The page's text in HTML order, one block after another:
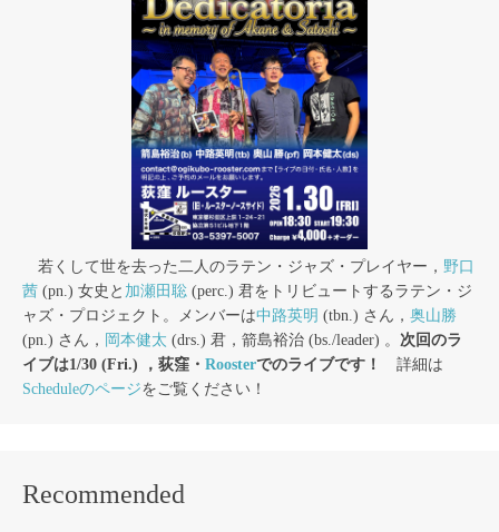
若くして世を去った二人のラテン・ジャズ・プレイヤー， 野口
茜 (pn.) 女史と 加瀬田聡 (perc.) 君をトリビュートするラテン・ジ
ャズ・プロジェクト。メンバーは中路英明 (tbn.) さん， 奥山勝
(pn.) さん， 岡本健太 (drs.) 君，箭島裕治 (bs./leader) 。 次回のラ
イブは1/30 (Fri.) ，荻窪・ Roosterでのライブです！
詳細は
Scheduleのページをご覧ください！
Recommended